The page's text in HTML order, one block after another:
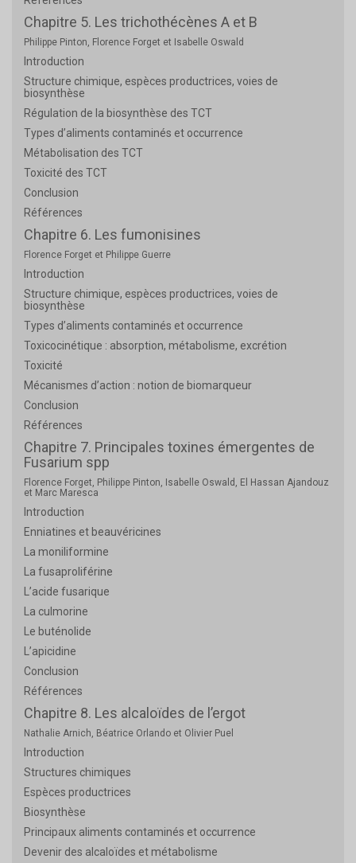
Chapitre 5. Les trichothécènes A et B
Philippe Pinton, Florence Forget et Isabelle Oswald
Introduction
Structure chimique, espèces productrices, voies de
biosynthèse
Régulation de la biosynthèse des TCT
Types d’aliments contaminés et occurrence
Métabolisation des TCT
Toxicité des TCT
Conclusion
Références
Chapitre 6. Les fumonisines
Florence Forget et Philippe Guerre
Introduction
Structure chimique, espèces productrices, voies de
biosynthèse
Types d’aliments contaminés et occurrence
Toxicocinétique : absorption, métabolisme, excrétion
Toxicité
Mécanismes d’action : notion de biomarqueur
Conclusion
Références
Chapitre 7. Principales toxines émergentes de
Fusarium spp
Florence Forget, Philippe Pinton, Isabelle Oswald, El Hassan Ajandouz
et Marc Maresca
Introduction
Enniatines et beauvéricines
La moniliformine
La fusaproliférine
L’acide fusarique
La culmorine
Le buténolide
L’apicidine
Conclusion
Références
Chapitre 8. Les alcaloïdes de l’ergot
Nathalie Arnich, Béatrice Orlando et Olivier Puel
Introduction
Structures chimiques
Espèces productrices
Biosynthèse
Principaux aliments contaminés et occurrence
Devenir des alcaloïdes et métabolisme